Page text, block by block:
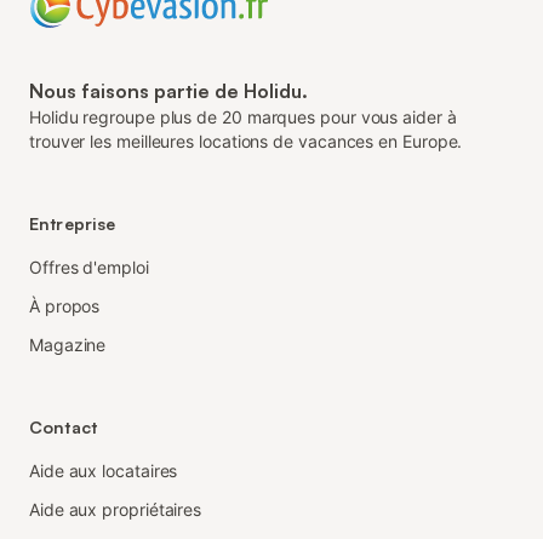
Nous faisons partie de Holidu.
Holidu regroupe plus de 20 marques pour vous aider à
trouver les meilleures locations de vacances en Europe.
Entreprise
Offres d'emploi
À propos
Magazine
Contact
Aide aux locataires
Aide aux propriétaires